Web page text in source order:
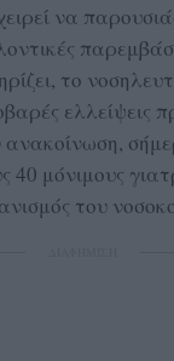
να
το
ελλείψεις
40 μόνιμους
του